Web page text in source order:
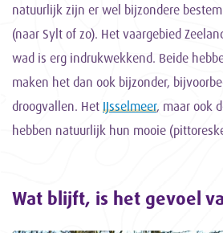
natuurlijk zijn er wel bijzondere
(naar Sylt of zo). Het vaargebied
wad is erg indrukwekkend. Beide
maken het dan ook bijzonder,
droogvallen. Het IJsselmeer, maar ook
hebben natuurlijk hun mooie
Wat blijft, is het gevoel